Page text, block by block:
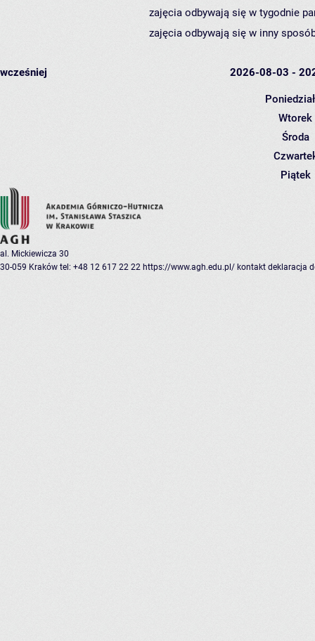
zajęcia odbywają się w tygodnie
zajęcia odbywają się w inny
wcześniej 2026-08-03 -
Wtorek
Środa
Piątek
al. Mickiewicza 30
30-059 Kraków tel: +48 12 617 22 22 https://www.agh.edu.pl/ kontakt deklaracja